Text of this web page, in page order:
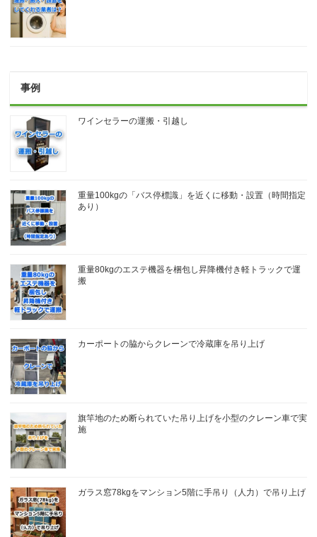
事例
ワインセラーの運搬・引越し
重量100kgの「バス停標識」を近くに移動・設置（時間指定
あり）
重量80kgのエステ機器を梱包し昇降機付き軽トラックで運
搬
カーポートの脇からクレーンで冷蔵庫を吊り上げ
旗竿地のため断られていた吊り上げを小型のクレーン車で実
施
ガラス窓78kgをマンション5階に手吊り（人力）で吊り上げ